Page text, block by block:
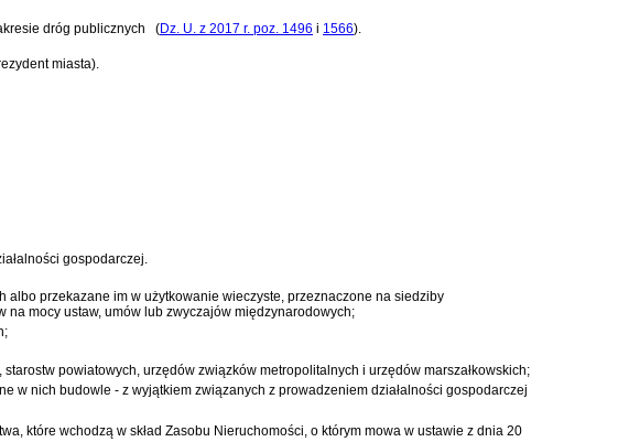
dróg publicznych (Dz. U. z 2017 r. poz. 1496 i 1566).
miasta).
gospodarczej.
przekazane im w użytkowanie wieczyste, przeznaczone na siedziby
mocy ustaw, umów lub zwyczajów międzynarodowych;
powiatowych, urzędów związków metropolitalnych i urzędów marszałkowskich;
nich budowle - z wyjątkiem związanych z prowadzeniem działalności gospodarczej
które wchodzą w skład Zasobu Nieruchomości, o którym mowa w ustawie z dnia 20